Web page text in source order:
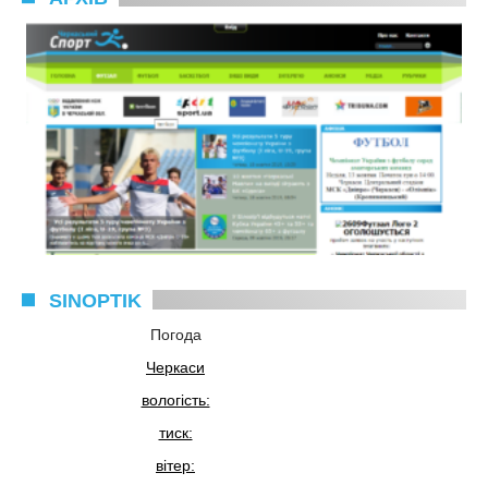
SINOPTIK
Погода
Черкаси
вологість:
тиск:
вітер: